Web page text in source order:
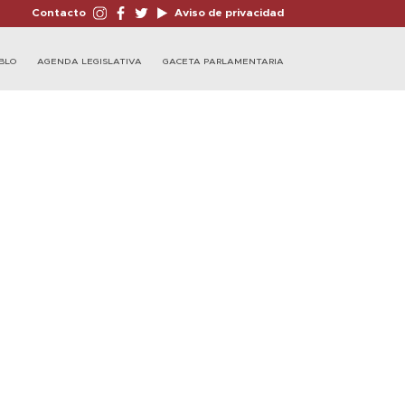
Contacto Aviso de privacidad
AGENDA LEGISLATIVA GACETA PARLAMENTARIA